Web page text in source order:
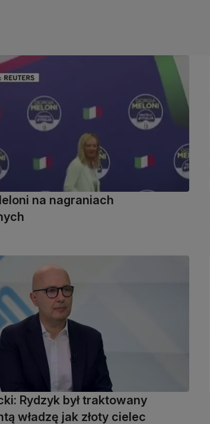
na nagraniach
Rydzyk był traktowany
władzę jak złoty cielec